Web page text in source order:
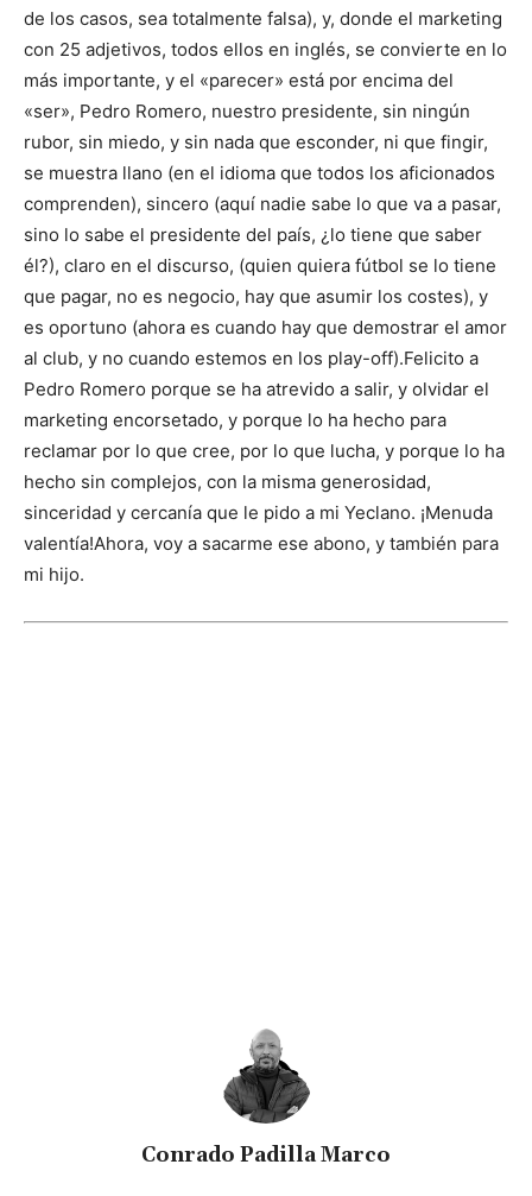
de los casos, sea totalmente falsa), y, donde el marketing
con 25 adjetivos, todos ellos en inglés, se convierte en lo
más importante, y el «parecer» está por encima del
«ser», Pedro Romero, nuestro presidente, sin ningún
rubor, sin miedo, y sin nada que esconder, ni que fingir,
se muestra llano (en el idioma que todos los aficionados
comprenden), sincero (aquí nadie sabe lo que va a pasar,
sino lo sabe el presidente del país, ¿lo tiene que saber
él?), claro en el discurso, (quien quiera fútbol se lo tiene
que pagar, no es negocio, hay que asumir los costes), y
es oportuno (ahora es cuando hay que demostrar el amor
al club, y no cuando estemos en los play-off).Felicito a
Pedro Romero porque se ha atrevido a salir, y olvidar el
marketing encorsetado, y porque lo ha hecho para
reclamar por lo que cree, por lo que lucha, y porque lo ha
hecho sin complejos, con la misma generosidad,
sinceridad y cercanía que le pido a mi Yeclano. ¡Menuda
valentía!Ahora, voy a sacarme ese abono, y también para
mi hijo.
Conrado Padilla Marco